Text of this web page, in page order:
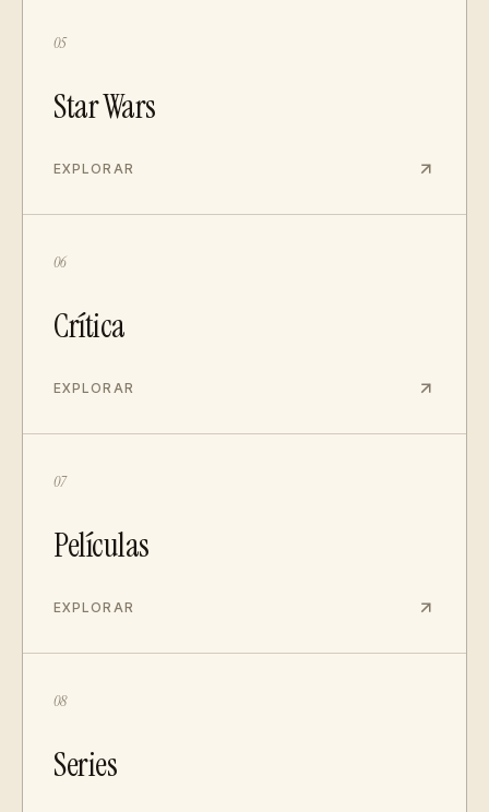
05
Star Wars
EXPLORAR
06
Crítica
EXPLORAR
07
Películas
EXPLORAR
08
Series